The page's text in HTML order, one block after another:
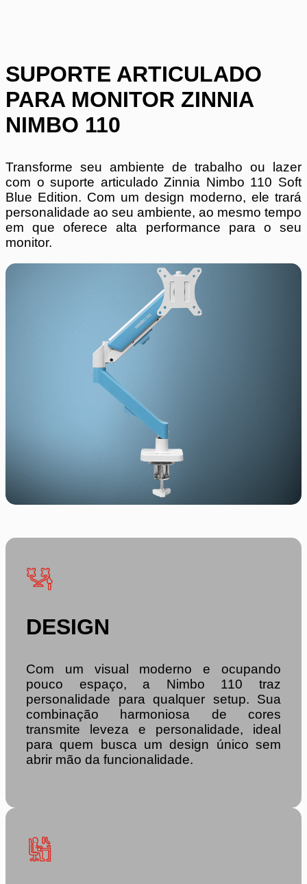
SUPORTE ARTICULADO
PARA MONITOR ZINNIA
NIMBO 110
Transforme seu ambiente de trabalho ou lazer
com o suporte articulado Zinnia Nimbo 110 Soft
Blue Edition. Com um design moderno, ele trará
personalidade ao seu ambiente, ao mesmo tempo
em que oferece alta performance para o seu
monitor.
DESIGN
Com um visual moderno e ocupando
pouco espaço, a Nimbo 110 traz
personalidade para qualquer setup. Sua
combinação harmoniosa de cores
transmite leveza e personalidade, ideal
para quem busca um design único sem
abrir mão da funcionalidade.